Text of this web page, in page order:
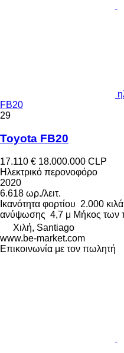
FB20
29
Toyota FB20
17.110 € 18.000.000 CLP
Ηλεκτρικό περονοφόρο
2020
6.618 ωρ./λειτ.
Ικανότητα φορτίου 2.000 κιλά
ανύψωσης 4,7 μ Μήκος των
Χιλή, Santiago
www.be-market.com
Επικοινωνία με τον πωλητή